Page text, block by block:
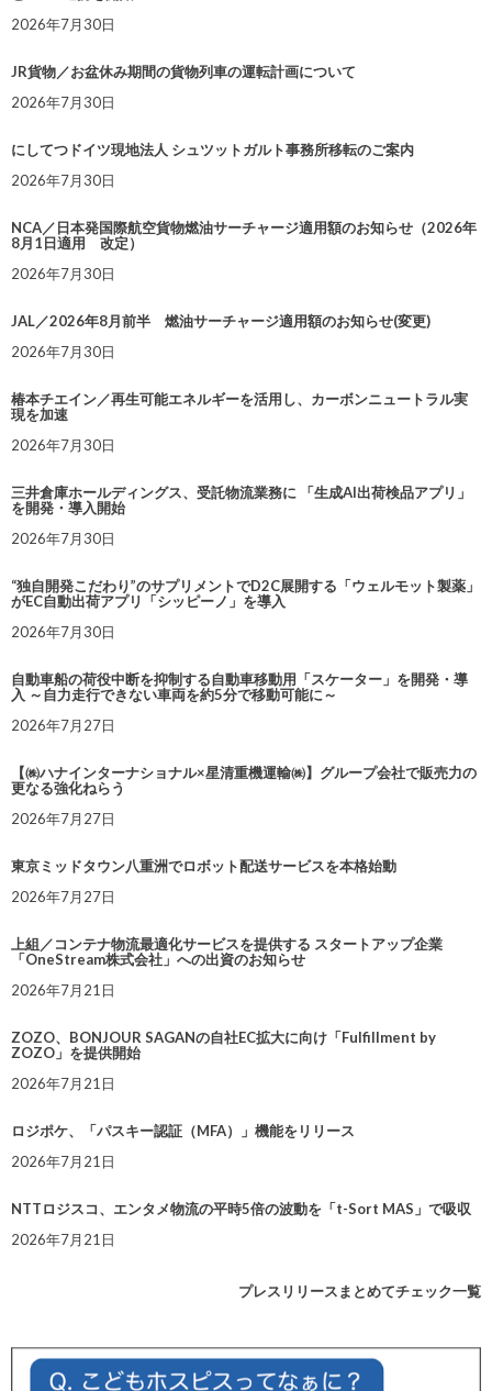
2026年7月30日
JR貨物／お盆休み期間の貨物列車の運転計画について
2026年7月30日
にしてつドイツ現地法人 シュツットガルト事務所移転のご案内
2026年7月30日
NCA／日本発国際航空貨物燃油サーチャージ適用額のお知らせ（2026年
8月1日適用 改定）
2026年7月30日
JAL／2026年8月前半 燃油サーチャージ適用額のお知らせ(変更)
2026年7月30日
椿本チエイン／再生可能エネルギーを活用し、カーボンニュートラル実
現を加速
2026年7月30日
三井倉庫ホールディングス、受託物流業務に 「生成AI出荷検品アプリ」
を開発・導入開始
2026年7月30日
“独自開発こだわり”のサプリメントでD2C展開する「ウェルモット製薬」
がEC自動出荷アプリ「シッピーノ」を導入
2026年7月30日
自動車船の荷役中断を抑制する自動車移動用「スケーター」を開発・導
入 ～自力走行できない車両を約5分で移動可能に～
2026年7月27日
【㈱ハナインターナショナル×星清重機運輸㈱】グループ会社で販売力の
更なる強化ねらう
2026年7月27日
東京ミッドタウン八重洲でロボット配送サービスを本格始動
2026年7月27日
上組／コンテナ物流最適化サービスを提供する スタートアップ企業
「OneStream株式会社」への出資のお知らせ
2026年7月21日
ZOZO、BONJOUR SAGANの自社EC拡大に向け「Fulfillment by
ZOZO」を提供開始
2026年7月21日
ロジポケ、「パスキー認証（MFA）」機能をリリース
2026年7月21日
NTTロジスコ、エンタメ物流の平時5倍の波動を「t-Sort MAS」で吸収
2026年7月21日
プレスリリースまとめてチェック一覧